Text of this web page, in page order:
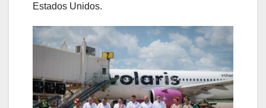
Estados Unidos.